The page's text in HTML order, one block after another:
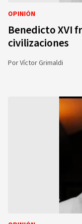
OPINIÓN
Benedicto XVI
civilizaciones
PorVíctor Grimaldi